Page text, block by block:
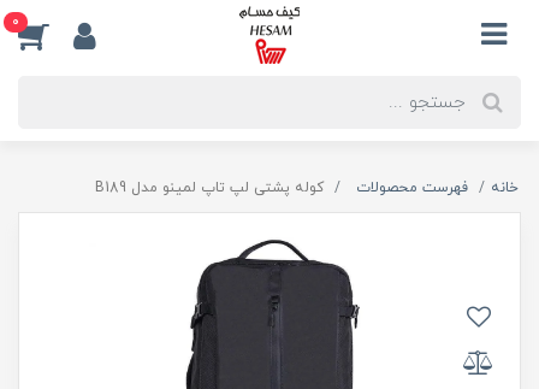
0
خانه فهرست محصولات کوله پشتی لپ تاپ لمینو مدل B189